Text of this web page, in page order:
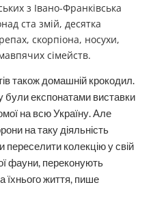
з Івано-Франківська
ста змій, десятка
скорпіона, носухи,
сімейств.
також домашній крокодил.
були експонатами виставки
на всю Україну. Але
на таку діяльність
переселити колекцію у свій
фауни, переконують
їхнього життя, пише